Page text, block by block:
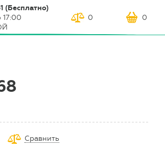
(Бесплатно)
0 0
Сравнить